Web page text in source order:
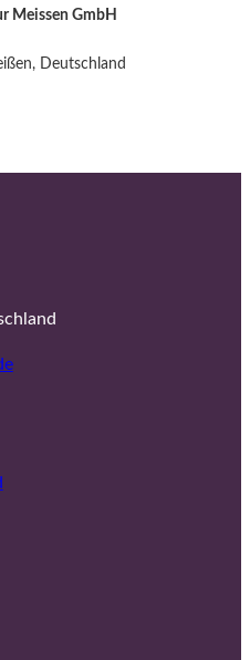
Meissen GmbH
Deutschland